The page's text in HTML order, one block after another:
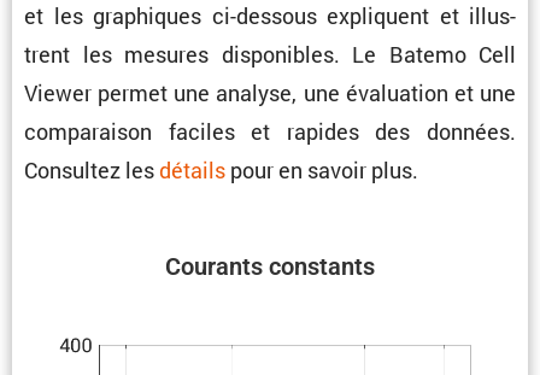
et les graphiques ci-dessous expliquent et illus­
trent les mesures dispo­nibles. Le Batemo Cell
Viewer permet une analyse, une évalua­tion et une
compa­raison faciles et rapides des données.
Consultez lesdétails pour en savoir plus.
Courants constants